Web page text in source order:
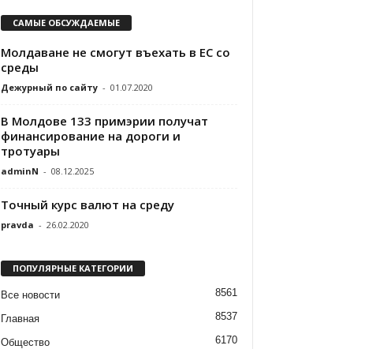
САМЫЕ ОБСУЖДАЕМЫЕ
Молдаване не смогут въехать в ЕС со
среды
Дежурный по сайту - 01.07.2020
В Молдове 133 примэрии получат
финансирование на дороги и
тротуары
adminN - 08.12.2025
Точный курс валют на среду
pravda - 26.02.2020
ПОПУЛЯРНЫЕ КАТЕГОРИИ
Все новости 8561
Главная 8537
Общество 6170